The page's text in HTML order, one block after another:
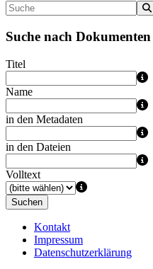
Suche nach Dokumenten
Titel
Name
in den Metadaten
in den Dateien
Volltext
Suchen
Kontakt
Impressum
Datenschutzerklärung